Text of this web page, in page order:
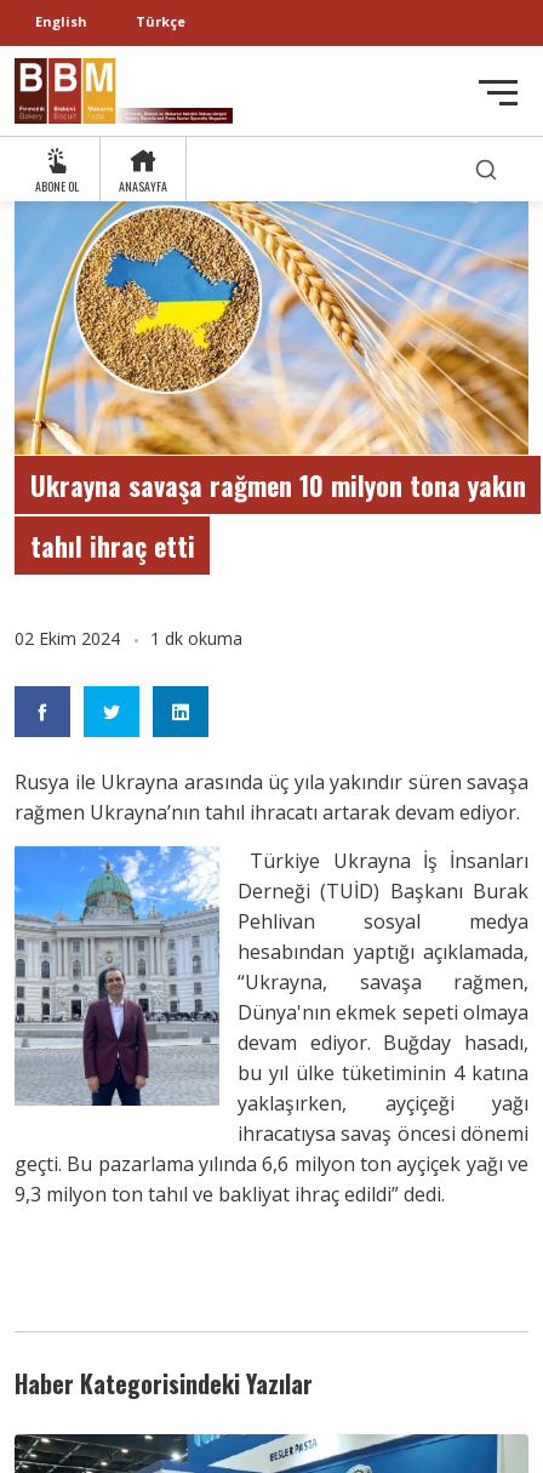
English Türkçe
ABONE OL ANASAYFA
Ukrayna savaşa rağmen 10 milyon tona yakın
tahıl ihraç etti
02 Ekim 2024 1 dk okuma
Rusya ile Ukrayna arasında üç yıla yakındır süren savaşa
rağmen Ukrayna’nın tahıl ihracatı artarak devam ediyor.
Türkiye Ukrayna İş İnsanları
Derneği (TUİD) Başkanı Burak
Pehlivan sosyal medya
hesabından yaptığı açıklamada,
“Ukrayna, savaşa rağmen,
Dünya'nın ekmek sepeti olmaya
devam ediyor. Buğday hasadı,
bu yıl ülke tüketiminin 4 katına
yaklaşırken, ayçiçeği yağı
ihracatıysa savaş öncesi dönemi
geçti. Bu pazarlama yılında 6,6 milyon ton ayçiçek yağı ve
9,3 milyon ton tahıl ve bakliyat ihraç edildi” dedi.
Haber Kategorisindeki Yazılar